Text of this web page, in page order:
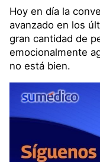
gran cantidad de
emocionalmente
no está bien.